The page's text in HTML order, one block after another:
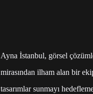
Ayna İstanbul, görsel
mirasından ilham alan bir
tasarımlar sunmayı